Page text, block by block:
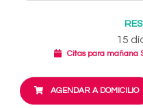
15
Citas para mañana
AGENDAR A DOMICILIO